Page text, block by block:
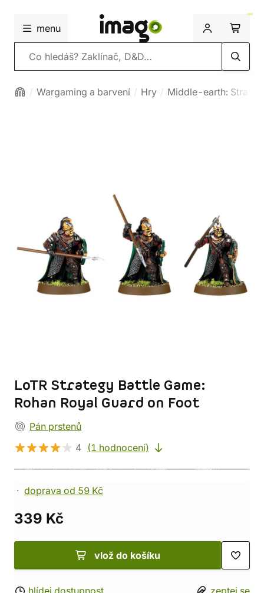
menu
Vyhledávání
Wargaming a barvení Hry Middle-earth:
LoTR Strategy Battle Game:
Rohan Royal Guard on Foot
Pán prstenů
4 (1 hodnocení)
doprava od 59 Kč
339 Kč
vlož do košíku
hlídej dostupnost zeptej se